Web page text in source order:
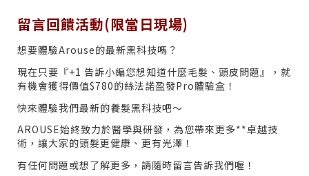
留言回饋活動(限當日現場)
想要體驗Arouse的最新黑科技嗎？
現在只要『+1 告訴小編您想知道什麼毛髮、頭皮問題』，就
有機會獲得價值$780的絲法諾盈發Pro體驗盒！
快來體驗我們最新的養髮黑科技吧～
AROUSE始終致力於醫學與研發，為您帶來更多**卓越技
術，讓大家的頭髮更健康、更有光澤！
有任何問題或想了解更多，請隨時留言告訴我們喔！